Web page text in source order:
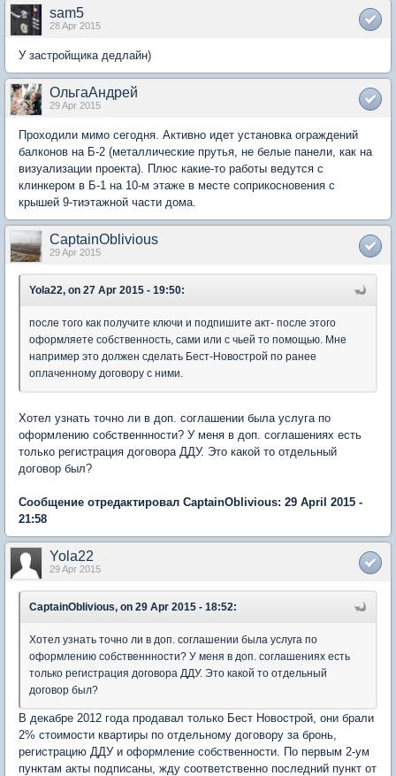
sam5
28 Apr 2015
У застройщика дедлайн)
ОльгаАндрей
29 Apr 2015
Проходили мимо сегодня. Активно идет установка ограждений
балконов на Б-2 (металлические прутья, не белые панели, как на
визуализации проекта). Плюс какие-то работы ведутся с
клинкером в Б-1 на 10-м этаже в месте соприкосновения с
крышей 9-тиэтажной части дома.
CaptainOblivious
29 Apr 2015
Yola22, on 27 Apr 2015 - 19:50:
после того как получите ключи и подпишите акт- после этого
оформляете собственность, сами или с чьей то помощью. Мне
например это должен сделать Бест-Новострой по ранее
оплаченному договору с ними.
Хотел узнать точно ли в доп. соглашении была услуга по
оформлению собственнности? У меня в доп. соглашениях есть
только регистрация договора ДДУ. Это какой то отдельный
договор был?
Сообщение отредактировал CaptainOblivious: 29 April 2015 -
21:58
Yola22
29 Apr 2015
CaptainOblivious, on 29 Apr 2015 - 18:52:
Хотел узнать точно ли в доп. соглашении была услуга по
оформлению собственнности? У меня в доп. соглашениях есть
только регистрация договора ДДУ. Это какой то отдельный
договор был?
В декабре 2012 года продавал только Бест Новострой, они брали
2% стоимости квартиры по отдельному договору за бронь,
регистрацию ДДУ и оформление собственности. По первым 2-ум
пунктам акты подписаны, жду соответственно последний пункт от